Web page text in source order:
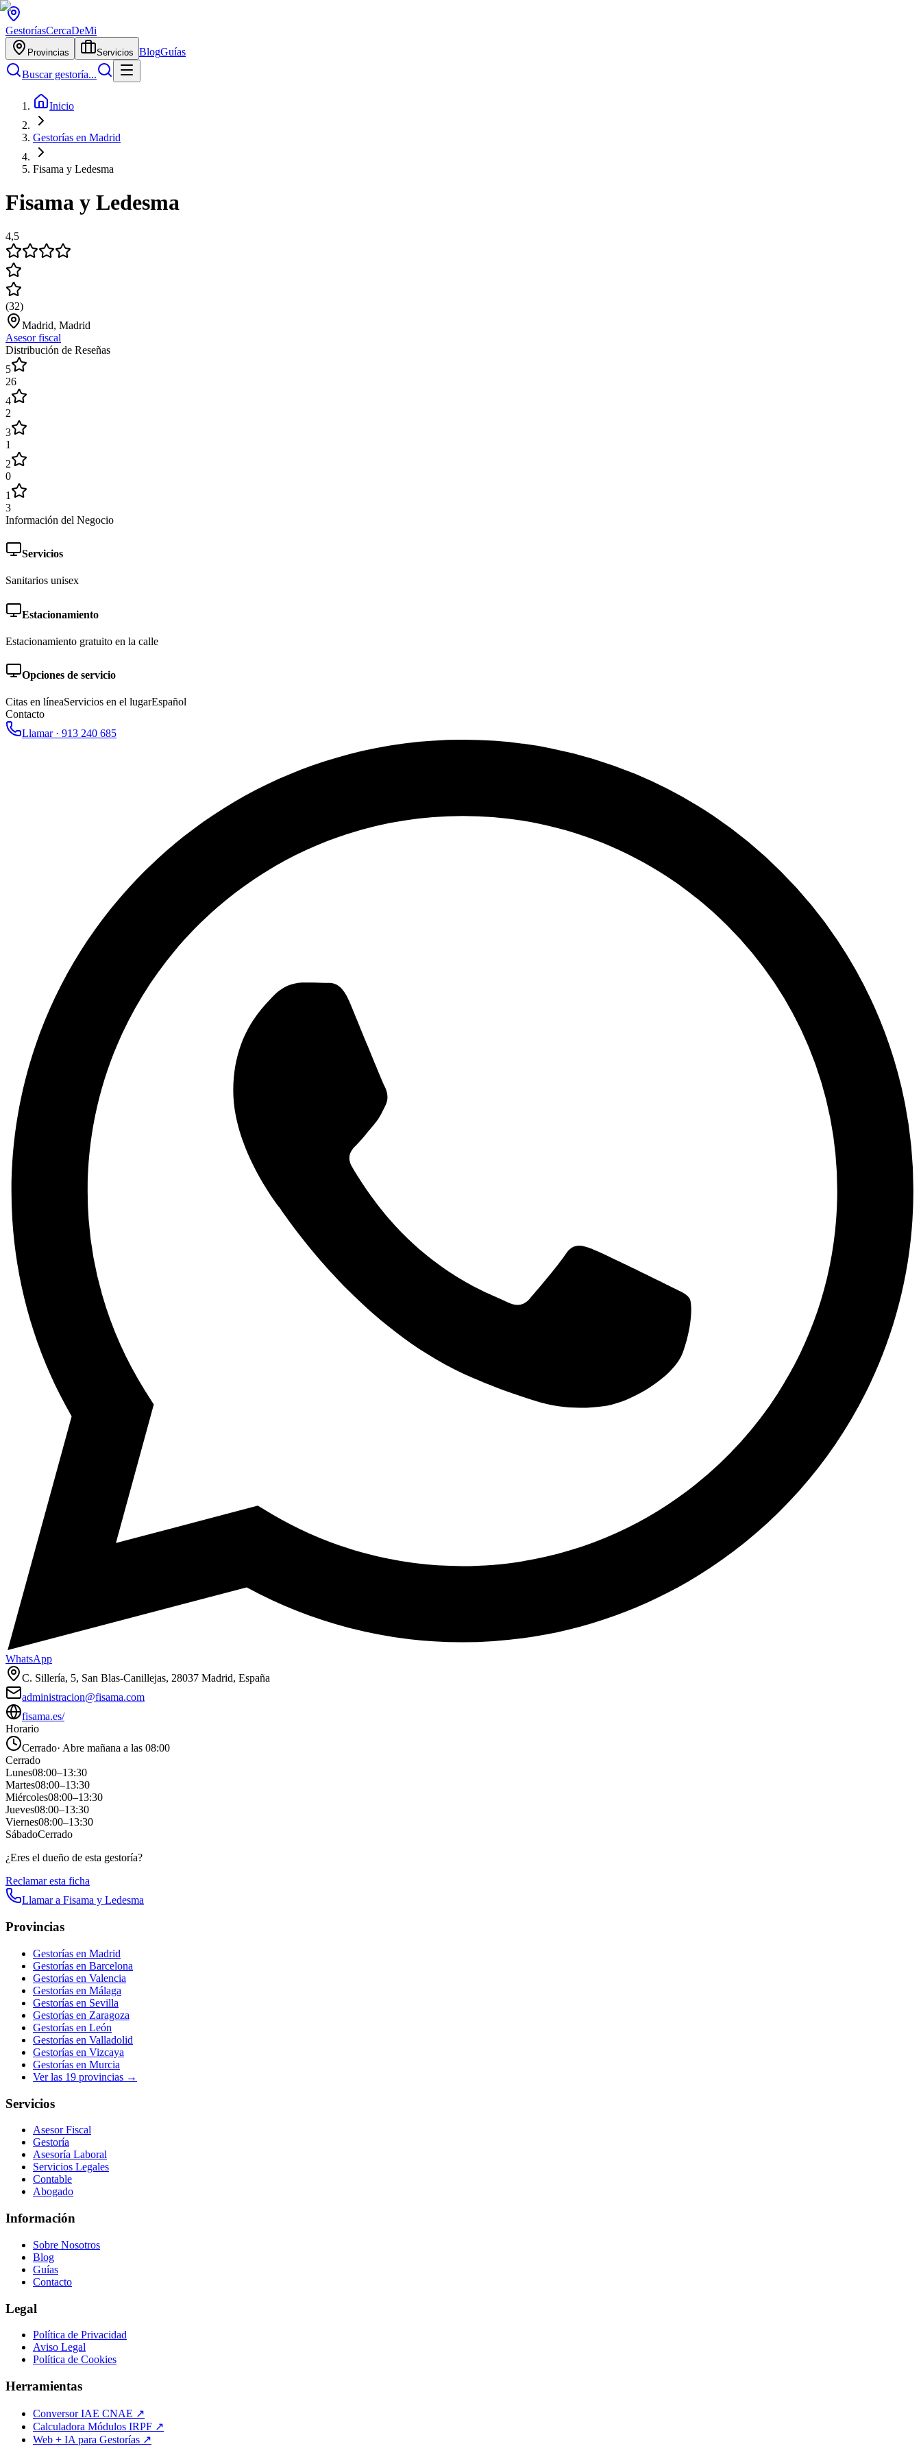
GestoríasCercaDeMi
Provincias Servicios BlogGuías
Buscar gestoría...
Inicio
Gestorías en Madrid
Fisama y Ledesma
Fisama y Ledesma
4,5
(32)
Madrid, Madrid
Asesor fiscal
Distribución de Reseñas
5
26
4
2
3
1
2
0
1
3
Información del Negocio
Servicios
Sanitarios unisex
Estacionamiento
Estacionamiento gratuito en la calle
Opciones de servicio
Citas en líneaServicios en el lugarEspañol
Contacto
Llamar · 913 240 685
WhatsApp
C. Sillería, 5, San Blas-Canillejas, 28037 Madrid, España
administracion@fisama.com
fisama.es/
Horario
Cerrado· Abre mañana a las 08:00
Cerrado
Lunes08:00–13:30
Martes08:00–13:30
Miércoles08:00–13:30
Jueves08:00–13:30
Viernes08:00–13:30
SábadoCerrado
¿Eres el dueño de esta gestoría?
Reclamar esta ficha
Llamar a Fisama y Ledesma
Provincias
Gestorías en Madrid
Gestorías en Barcelona
Gestorías en Valencia
Gestorías en Málaga
Gestorías en Sevilla
Gestorías en Zaragoza
Gestorías en León
Gestorías en Valladolid
Gestorías en Vizcaya
Gestorías en Murcia
Ver las 19 provincias →
Servicios
Asesor Fiscal
Gestoría
Asesoría Laboral
Servicios Legales
Contable
Abogado
Información
Sobre Nosotros
Blog
Guías
Contacto
Legal
Política de Privacidad
Aviso Legal
Política de Cookies
Herramientas
Conversor IAE CNAE ↗
Calculadora Módulos IRPF ↗
Web + IA para Gestorías ↗